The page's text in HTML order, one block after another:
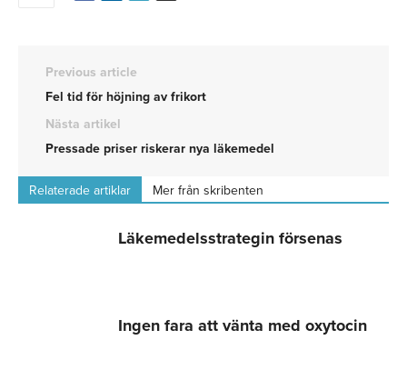
Previous article
Fel tid för höjning av frikort
Nästa artikel
Pressade priser riskerar nya läkemedel
Relaterade artiklar Mer från skribenten
Läkemedelsstrategin försenas
Ingen fara att vänta med oxytocin